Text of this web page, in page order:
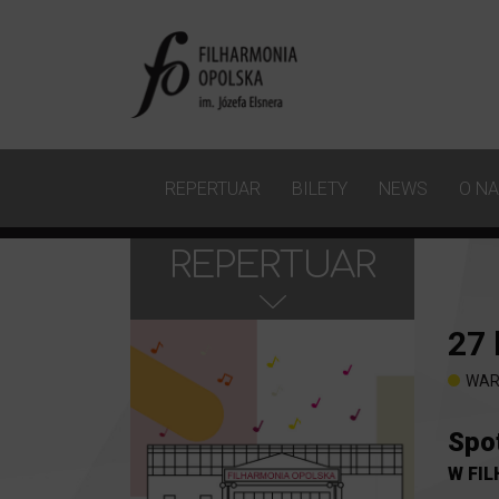
REPERTUAR BILETY NEWS O
REPERTUAR
27
W